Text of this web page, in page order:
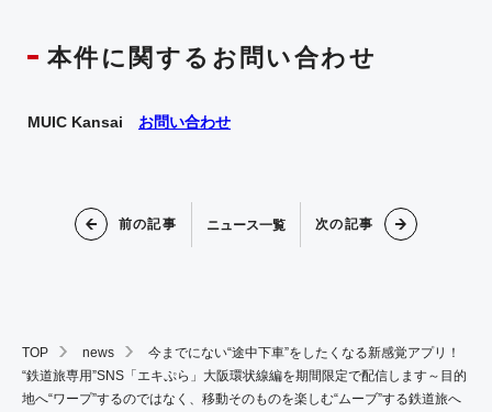
TOP news
今までにない“途中下車”をしたくなる新感覚アプリ！
“鉄道旅専用”SNS「エキぷら」大阪環状線編を期間限定で配信します～目的
地へ“ワープ”するのではなく、移動そのものを楽しむ“ムーブ”する鉄道旅へ
本件に関するお問い合わせ
MUIC Kansai お問い合わせ
前の記事 ニュース一覧 次の記事